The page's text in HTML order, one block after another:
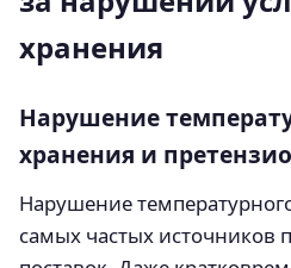
хранения
Нарушение
хранения и
Нарушение
самых частых источников